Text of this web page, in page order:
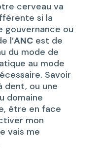
cerveau va
si la
gouvernance ou
l’ANCest de
du mode de
au mode
Savoir
dent, ou une
domaine
être en face
mon
vais me